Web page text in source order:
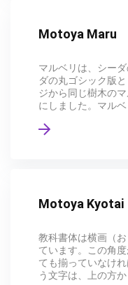
Motoya Maru
マルベリは、シー
ダの丸ゴシック版
ジから同じ樹木の
にしました。マル
Motoya Kyotai
教科書体は横画（
ています。この角
ても揃っていなけ
う文字は、上の方